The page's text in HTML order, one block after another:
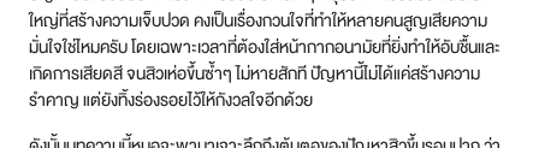
โปรโมชั่น
รายชื่อสาขา
ใหญ่ที่สร้างความเจ็บปวด คงเป็นเรื่องกวนใจที่ทำให้หลายคนสูญเสียความ
มั่นใจใช่ไหมครับ โดยเฉพาะเวลาที่ต้องใส่หน้ากากอนามัยที่ยิ่งทำให้อับชื้นและ
เกิดการเสียดสี จนสิวเห่อขึ้นซ้ำๆ ไม่หายสักที ปัญหานี้ไม่ได้แค่สร้างความ
รำคาญ แต่ยังทิ้งร่องรอยไว้ให้กังวลใจอีกด้วย